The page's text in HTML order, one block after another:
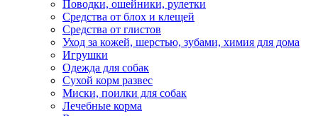
Поводки, ошейники, рулетки
Средства от блох и клещей
Средства от глистов
Уход за кожей, шерстью, зубами, химия для дома
Игрушки
Одежда для собак
Сухой корм развес
Миски, поилки для собак
Лечебные корма